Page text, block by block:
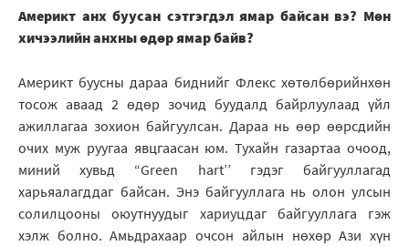
Америкт анх буусан сэтгэгдэл ямар байсан вэ? Мөн
хичээлийн анхны өдөр ямар байв?
Америкт буусны дараа биднийг Флекс хөтөлбөрийнхөн
тосож аваад 2 өдөр зочид буудалд байрлуулаад үйл
ажиллагаа зохион байгуулсан. Дараа нь өөр өөрсдийн
очих муж руугаа явцгаасан юм. Тухайн газартаа очоод,
миний хувьд “Green hart’’ гэдэг байгууллагад
харьяалагддаг байсан. Энэ байгууллага нь олон улсын
солилцооны оюутнуудыг хариуцдаг байгууллага гэж
хэлж болно. Амьдрахаар очсон айлын нөхөр Ази хүн